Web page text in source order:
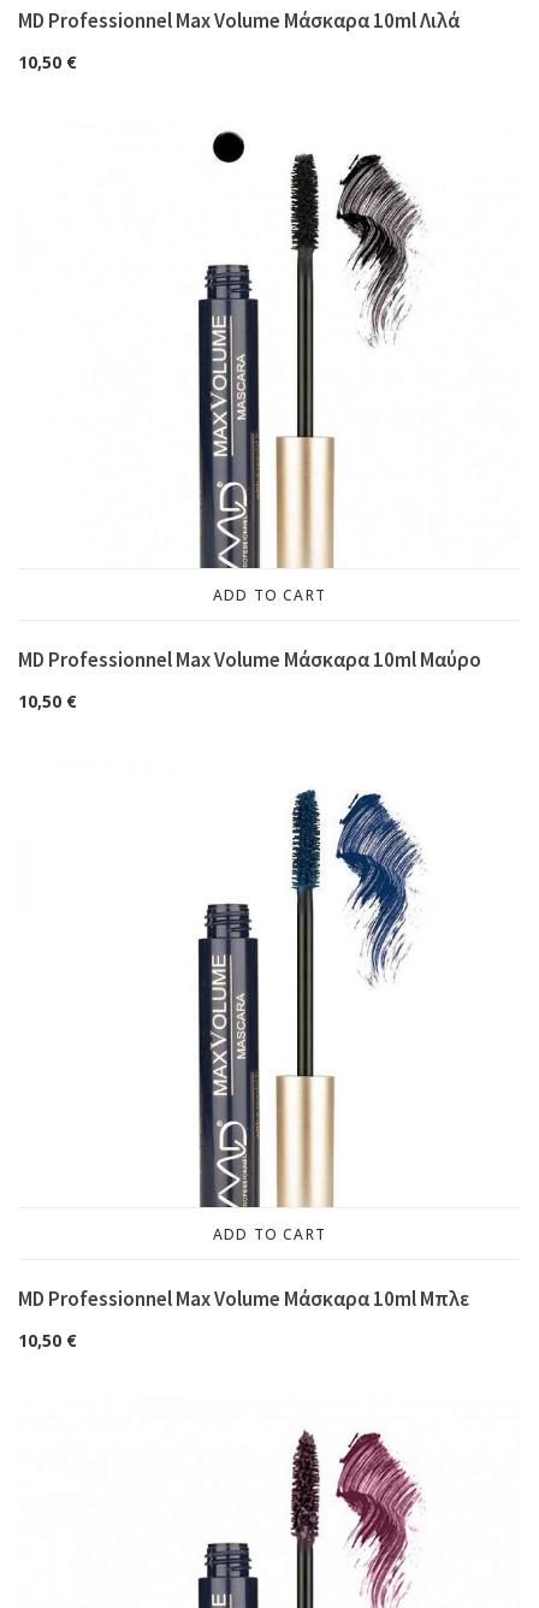
MD Professionnel Max Volume Μάσκαρα 10ml Λιλά
10,50 €
ADD TO CART
MD Professionnel Max Volume Μάσκαρα 10ml Μαύρο
10,50 €
ADD TO CART
MD Professionnel Max Volume Μάσκαρα 10ml Μπλε
10,50 €